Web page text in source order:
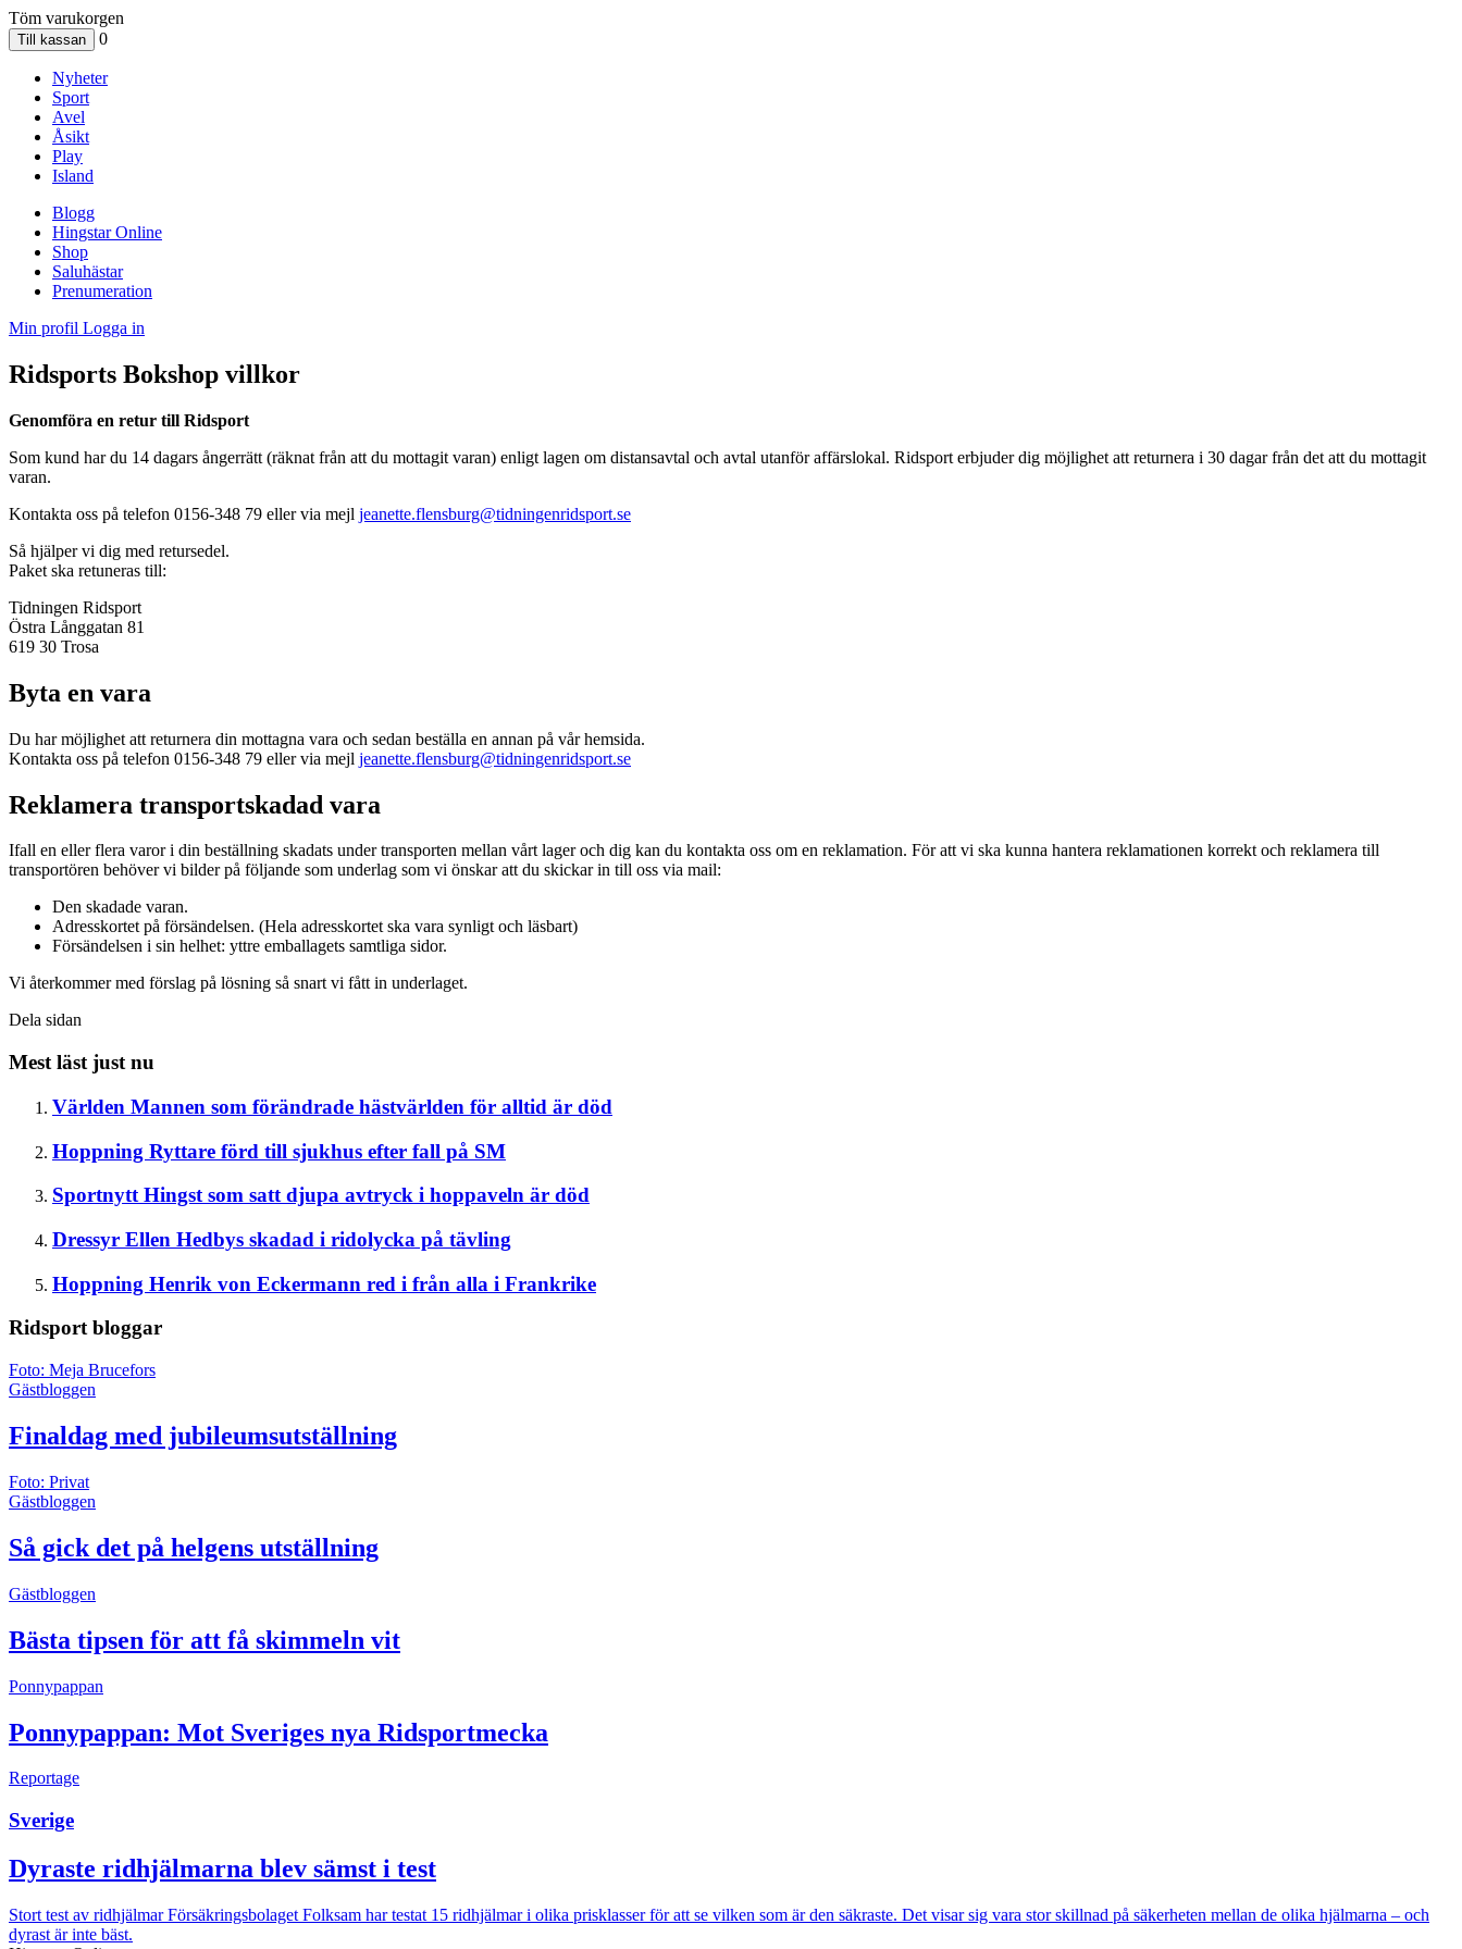
Töm varukorgen
0
Nyheter
Sport
Avel
Åsikt
Play
Island
Blogg
Hingstar Online
Shop
Saluhästar
Prenumeration
Min profil Logga in
Ridsports Bokshop villkor
Genomföra en retur till Ridsport
Som kund har du 14 dagars ångerrätt (räknat från att du mottagit varan) enligt lagen om distansavtal och avtal utanför affärslokal. Ridsport erbjuder dig möjlighet att returnera i 30 dagar från det att du mottagit
varan.
Kontakta oss på telefon 0156-348 79 eller via mejl jeanette.flensburg@tidningenridsport.se
Så hjälper vi dig med retursedel.
Paket ska retuneras till:
Tidningen Ridsport
Östra Långgatan 81
619 30 Trosa
Byta en vara
Du har möjlighet att returnera din mottagna vara och sedan beställa en annan på vår hemsida.
Kontakta oss på telefon 0156-348 79 eller via mejl jeanette.flensburg@tidningenridsport.se
Reklamera transportskadad vara
Ifall en eller flera varor i din beställning skadats under transporten mellan vårt lager och dig kan du kontakta oss om en reklamation. För att vi ska kunna hantera reklamationen korrekt och reklamera till
transportören behöver vi bilder på följande som underlag som vi önskar att du skickar in till oss via mail:
Den skadade varan.
Adresskortet på försändelsen. (Hela adresskortet ska vara synligt och läsbart)
Försändelsen i sin helhet: yttre emballagets samtliga sidor.
Vi återkommer med förslag på lösning så snart vi fått in underlaget.
Dela sidan
Mest läst just nu
Världen Mannen som förändrade hästvärlden för alltid är död
Hoppning Ryttare förd till sjukhus efter fall på SM
SportnyttHingst som satt djupa avtryck i hoppaveln är död
Dressyr Ellen Hedbys skadad i ridolycka på tävling
Hoppning Henrik von Eckermann red i från alla i Frankrike
Ridsportbloggar
Foto: Meja Brucefors
Gästbloggen
Finaldag med jubileumsutställning
Foto: Privat
Gästbloggen
Så gick det på helgens utställning
Gästbloggen
Bästa tipsen för att få skimmeln vit
Ponnypappan
Ponnypappan: Mot Sveriges nya Ridsportmecka
Reportage
Sverige
Dyraste ridhjälmarna blev sämst i test
Stort test av ridhjälmarFörsäkringsbolaget Folksam har testat 15 ridhjälmar i olika prisklasser för att se vilken som är den säkraste. Det visar sig vara stor skillnad på säkerheten mellan de olika hjälmarna – och
dyrast är inte bäst.